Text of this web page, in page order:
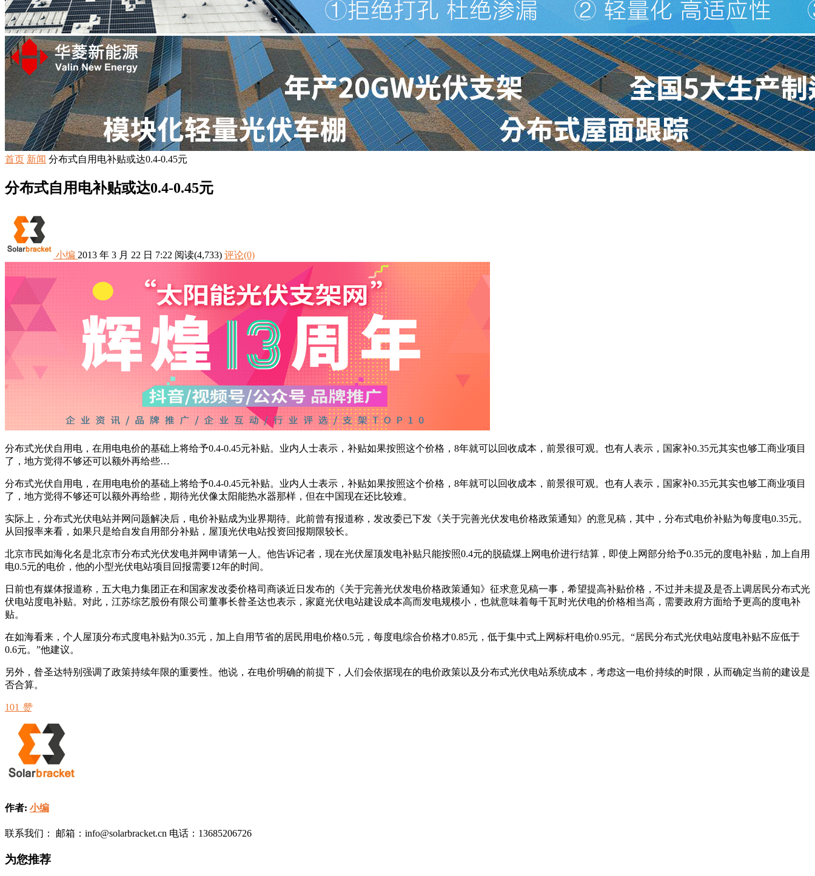
首页 新闻 分布式自用电补贴或达0.4-0.45元
分布式自用电补贴或达0.4-0.45元
小编 2013 年 3 月 22 日 7:22 阅读(4,733) 评论(0)
分布式光伏自用电，在用电电价的基础上将给予0.4-0.45元补贴。业内人士表示，补贴如果按照这个价格，8年就可以回收成本，前景很可观。也有人表示，国家补0.35元其实也够工商业项目
了，地方觉得不够还可以额外再给些…
分布式光伏自用电，在用电电价的基础上将给予0.4-0.45元补贴。业内人士表示，补贴如果按照这个价格，8年就可以回收成本，前景很可观。也有人表示，国家补0.35元其实也够工商业项目
了，地方觉得不够还可以额外再给些，期待光伏像太阳能热水器那样，但在中国现在还比较难。
实际上，分布式光伏电站并网问题解决后，电价补贴成为业界期待。此前曾有报道称，发改委已下发《关于完善光伏发电价格政策通知》的意见稿，其中，分布式电价补贴为每度电0.35元。
从回报率来看，如果只是给自发自用部分补贴，屋顶光伏电站投资回报期限较长。
北京市民如海化名是北京市分布式光伏发电并网申请第一人。他告诉记者，现在光伏屋顶发电补贴只能按照0.4元的脱硫煤上网电价进行结算，即使上网部分给予0.35元的度电补贴，加上自用
电0.5元的电价，他的小型光伏电站项目回报需要12年的时间。
日前也有媒体报道称，五大电力集团正在和国家发改委价格司商谈近日发布的《关于完善光伏发电价格政策通知》征求意见稿一事，希望提高补贴价格，不过并未提及是否上调居民分布式光
伏电站度电补贴。对此，江苏综艺股份有限公司董事长昝圣达也表示，家庭光伏电站建设成本高而发电规模小，也就意味着每千瓦时光伏电的价格相当高，需要政府方面给予更高的度电补
贴。
在如海看来，个人屋顶分布式度电补贴为0.35元，加上自用节省的居民用电价格0.5元，每度电综合价格才0.85元，低于集中式上网标杆电价0.95元。“居民分布式光伏电站度电补贴不应低于
0.6元。”他建议。
另外，昝圣达特别强调了政策持续年限的重要性。他说，在电价明确的前提下，人们会依据现在的电价政策以及分布式光伏电站系统成本，考虑这一电价持续的时限，从而确定当前的建设是
否合算。
101 赞
作者: 小编
联系我们： 邮箱：info@solarbracket.cn 电话：13685206726
为您推荐